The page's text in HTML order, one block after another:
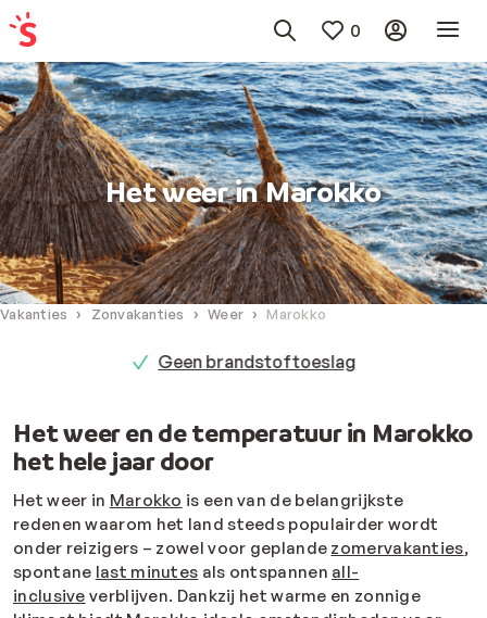
0
Het weer in Marokko
Vakanties Zonvakanties Weer Marokko
Geen brandstoftoeslag
Het weer en de temperatuur in Marokko
het hele jaar door
Het weer in Marokko is een van de belangrijkste
redenen waarom het land steeds populairder wordt
onder reizigers – zowel voor geplande zomervakanties,
spontane last minutes als ontspannen all-
inclusive verblijven. Dankzij het warme en zonnige